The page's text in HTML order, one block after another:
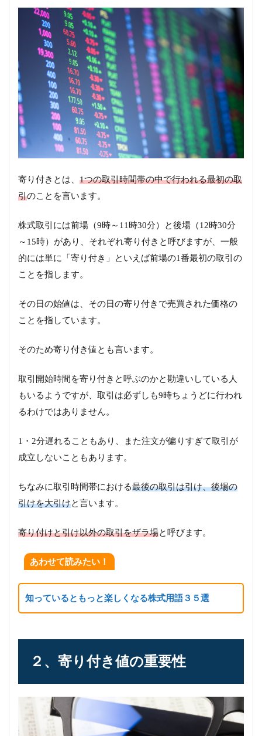
寄り付きとは、 1つの取引時間帯の中で行われる最初の取
引のことを言います。
株式取引には前場（9時～11時30分）と後場（12時30分
～15時）があり、それぞれ寄り付きと呼びますが、一般
的には単に「寄り付き」といえば前場の1番最初の取引の
ことを指します。
その日の始値は、その日の寄り付きで売買された価格の
ことを指しています。
そのため寄り付き値とも言います。
取引開始時間を寄り付きと呼ぶのかと勘違いしている人
もいるようですが、取引は必ずしも9時ちょうどに行われ
るわけではありません。
1・2分遅れることもあり、また注文が偏りすぎて取引が
成立しないこともあります。
ちなみに取引時間帯における最後の取引は引け、後場の
引けを大引けと言います。
寄り付けと引け以外の取引をザラ場と呼びます。
あわせて読みたい！
知っているともっと楽しくなる株式用語３５選
２、寄り付き値の重要性